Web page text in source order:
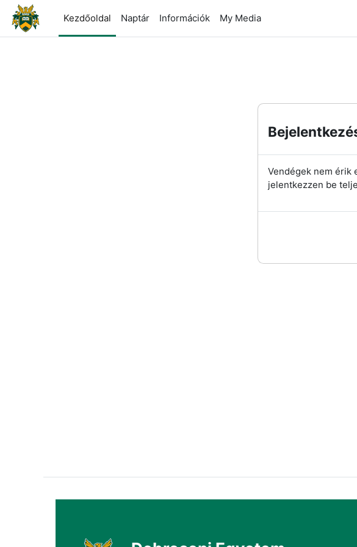
Tovább a fő tartalomhoz
Kezdőoldal
Naptár Információk My Media
Vendégek nem érik
jelentkezzen be